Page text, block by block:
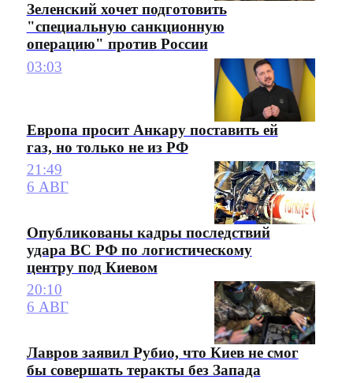
Зеленский хочет подготовить
"специальную санкционную
операцию" против России
03:03
Европа просит Анкару поставить ей
газ, но только не из РФ
21:49
6 АВГ
Опубликованы кадры последствий
удара ВС РФ по логистическому
центру под Киевом
20:10
6 АВГ
Лавров заявил Рубио, что Киев не смог
бы совершать теракты без Запада